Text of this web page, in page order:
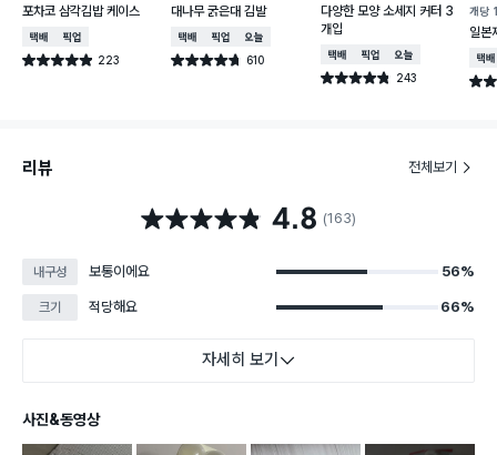
포차코 삼각김밥 케이스
택배배송매장픽업
별점 4.9점 223
건 작성
대나무 굵은대 김발
택배배송매장픽업오늘배송
별점 4.7점 610
건 작성
다양한 모양 소세지 커터 3
개입
택배배송매장픽업오늘배송
별점 4.8점 243
건 작성
개당
일본
택배
별점
리뷰 전체보기
별점 4.8점 4.8 (163)
내구성 보통이에요 56%
크기 적당해요 66%
자세히 보기
사진&동영상